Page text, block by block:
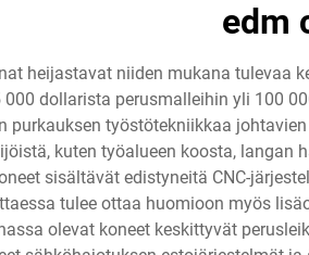
edm
heijastavat niiden mukana
dollarista perusmalleihin yli 100
purkauksen työstötekniikkaa
kuten työalueen koosta,
sisältävät edistyneitä CNC-
tulee ottaa huomioon myös
olevat koneet keskittyvät